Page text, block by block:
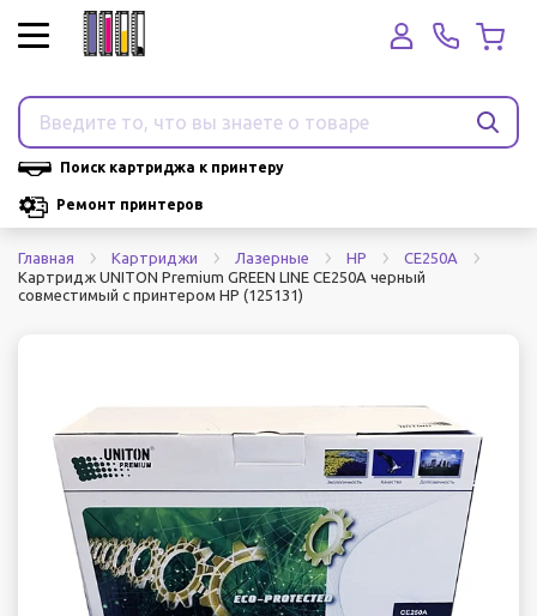
Поиск картриджа к принтеру
Ремонт принтеров
Главная Картриджи Лазерные HP
CE250A
Картридж UNITON Premium GREEN LINE CE250A черный
совместимый с принтером HP (125131)